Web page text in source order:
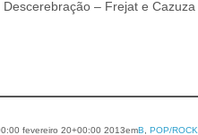
– Frejat e Cazuza
fevereiro 20+00:00 2013emB POP/ROCK